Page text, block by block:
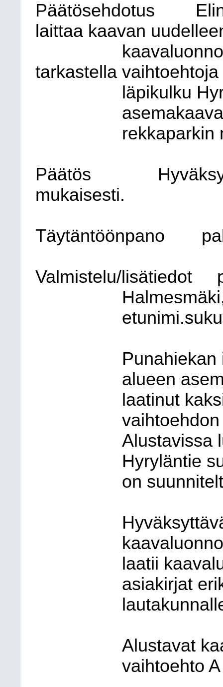
Päätösehdotus
laittaa kaavan
tarkastella
läpikulku
rekkaparkin
Päätös
mukaisesti.
Täytäntöönpano
Valmistelu/lisätiedot
alueen
laatinut
Alustavissa
Hyryläntie
on
laatii
asiakirjat
Alustavat
vaihtoehto